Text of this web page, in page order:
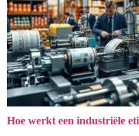
Hoe werkt een industriële